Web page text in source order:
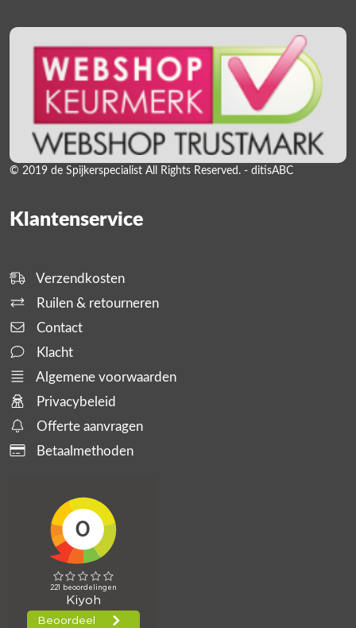
© 2019 de Spijkerspecialist All Rights Reserved. - ditisABC
Klantenservice
Verzendkosten
Ruilen & retourneren
Contact
Klacht
Algemene voorwaarden
Privacybeleid
Offerte aanvragen
Betaalmethoden